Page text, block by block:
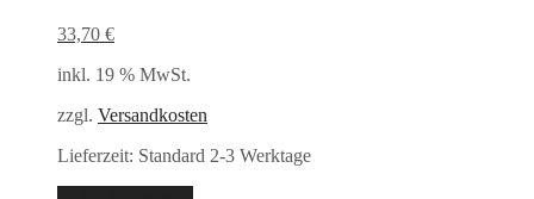
33,70 €
inkl. 19 % MwSt.
zzgl. Versandkosten
Lieferzeit: Standard 2-3 Werktage